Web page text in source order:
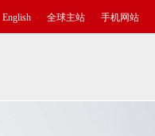
English 全球主站 手机网站